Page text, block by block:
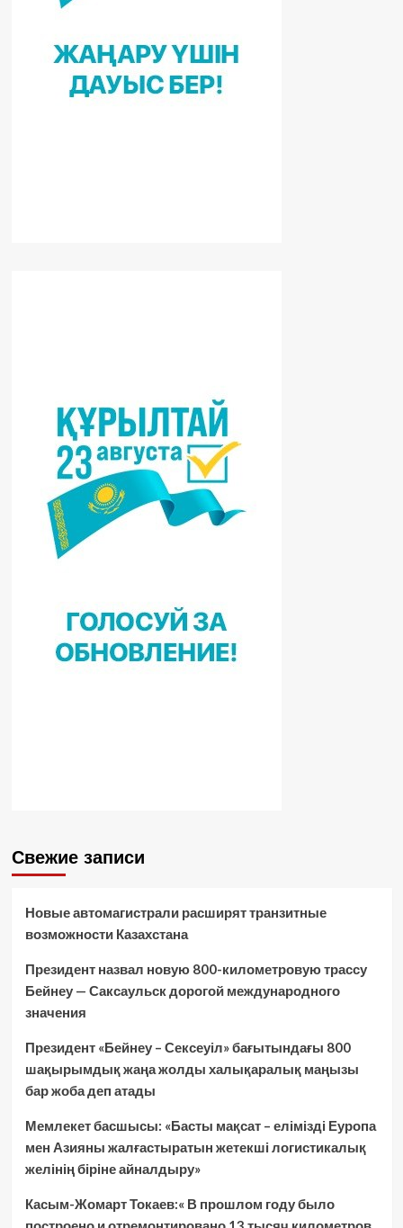
Свежие записи
Новые автомагистрали расширят транзитные
возможности Казахстана
Президент назвал новую 800-километровую трассу
Бейнеу — Саксаульск дорогой международного
значения
Президент «Бейнеу – Сексеуіл» бағытындағы 800
шақырымдық жаңа жолды халықаралық маңызы
бар жоба деп атады
Мемлекет басшысы: «Басты мақсат – елімізді Еуропа
мен Азияны жалғастыратын жетекші логистикалық
желінің біріне айналдыру»
Касым-Жомарт Токаев:« В прошлом году было